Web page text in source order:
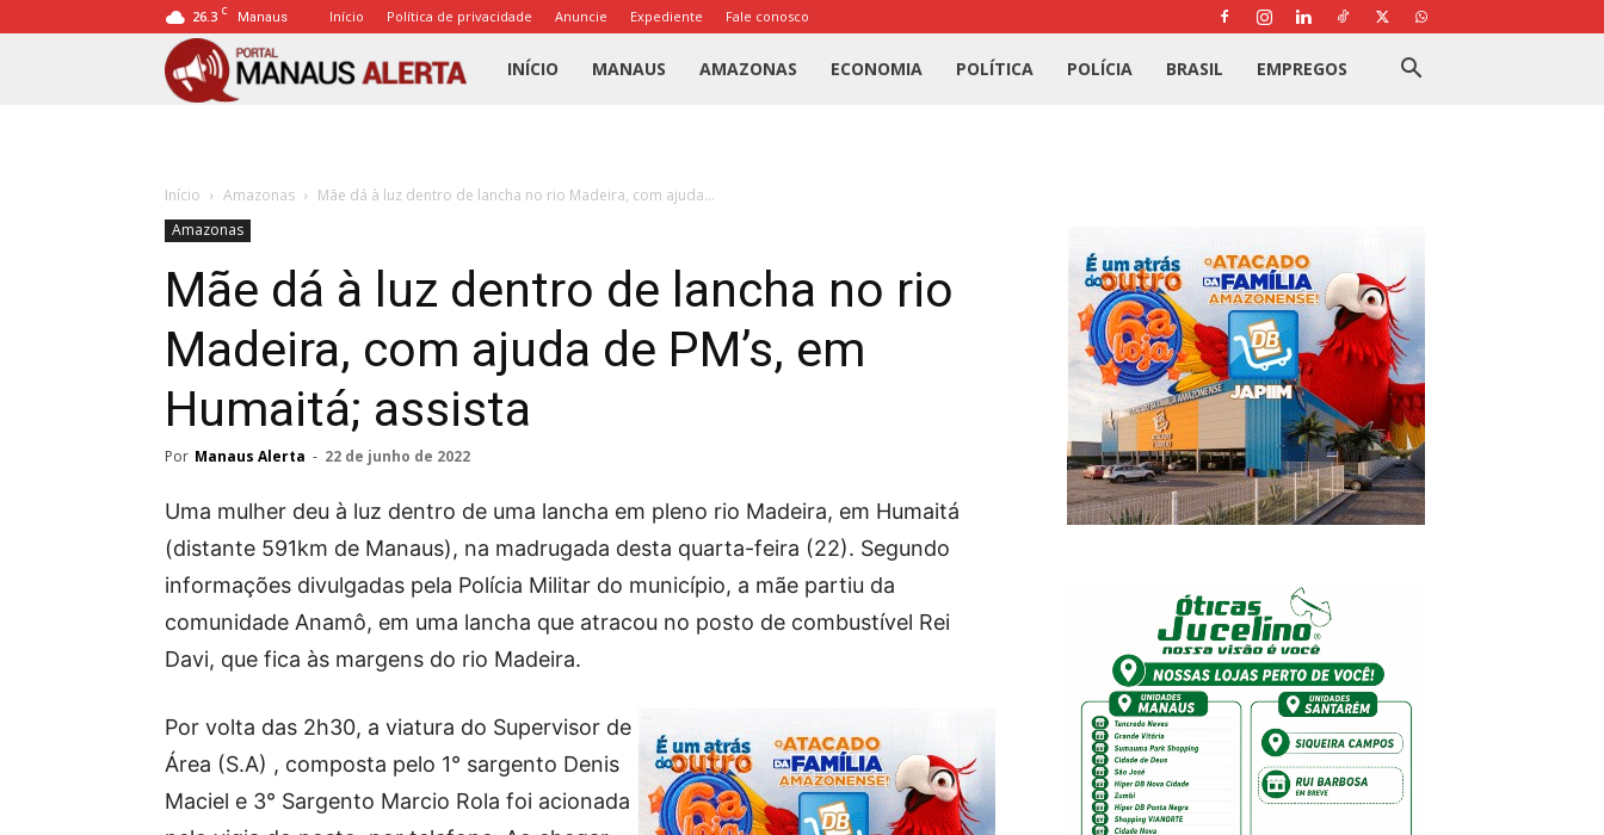
26.3 C Manaus Início Política de privacidade Anuncie Expediente Fale conosco
Portal
INÍCIO MANAUS AMAZONAS ECONOMIA POLÍTICA POLÍCIA BRASIL EMPREGOS
Início Amazonas
Mãe dá à luz dentro de lancha no rio Madeira, com ajuda...
Amazonas
Mãe dá à luz dentro de lancha no rio
Madeira, com ajuda de PM’s, em
Humaitá; assista
Por Manaus Alerta - 22 de junho de 2022
Uma mulher deu à luz dentro de uma lancha em pleno rio Madeira, em Humaitá
(distante 591km de Manaus), na madrugada desta quarta-feira (22). Segundo
informações divulgadas pela Polícia Militar do município, a mãe partiu da
comunidade Anamô, em uma lancha que atracou no posto de combustível Rei
Davi, que fica às margens do rio Madeira.
Por volta das 2h30, a viatura do Supervisor de
Área (S.A) , composta pelo 1° sargento Denis
Maciel e 3° Sargento Marcio Rola foi acionada